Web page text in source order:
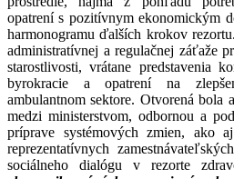
opatrení s pozitívnym ekonomickým
harmonogramu ďalších krokov
administratívnej a regulačnej záťaže
starostlivosti, vrátane predstavenia
byrokracie a opatrení na
ambulantnom sektore. Otvorená bola
medzi ministerstvom, odbornou a
príprave systémových zmien, ako
reprezentatívnych
sociálneho dialógu v rezorte